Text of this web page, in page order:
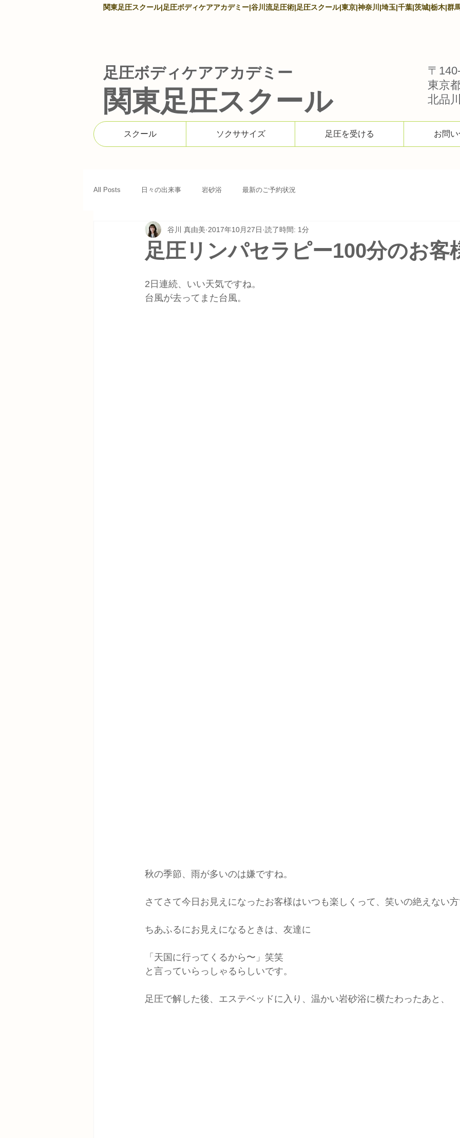
関東足圧スクール|足圧ボディケアアカデミー|谷川流足圧術|足圧スクール|東京|神奈川|埼玉|千葉|茨城|栃木|群
足圧ボディケアアカデミー
関東足圧スクール
〒
東京
北品
スクール ソクササイズ 足圧を受ける お問
All Posts 日々の出来事 岩砂浴 最新のご予約状況
足圧リンパセラピー100分のお客
谷川 真由美 2017年10月27日 読了時間: 1分
2日連続、いい天気ですね。
台風が去ってまた台風。
秋の季節、雨が多いのは嫌ですね。
さてさて今日お見えになったお客様はいつも楽しくって、笑いの絶えない
ちあふるにお見えになるときは、友達に
「天国に行ってくるから〜」笑笑
と言っていらっしゃるらしいです。
足圧で解した後、エステベッドに入り、温かい岩砂浴に横たわったあと、